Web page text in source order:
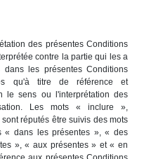
des présentes Conditions
contre la partie qui les a
les présentes Conditions
qu'à titre de référence et
le sens ou l'interprétation des
Les mots « inclure »,
réputés être suivis des mots
« dans les présentes », « des
», « aux présentes » et « en